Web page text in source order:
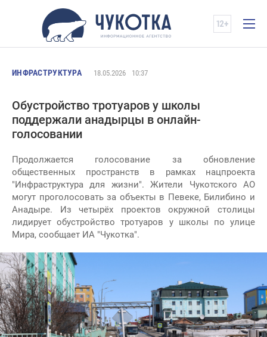
ИНФРАСТРУКТУРА 18.05.2026 10:37
Обустройство тротуаров у школы
поддержали анадырцы в онлайн-
голосовании
Продолжается голосование за обновление
общественных пространств в рамках нацпроекта
"Инфраструктура для жизни". Жители Чукотского АО
могут проголосовать за объекты в Певеке, Билибино и
Анадыре. Из четырёх проектов окружной столицы
лидирует обустройство тротуаров у школы по улице
Мира, сообщает ИА "Чукотка".